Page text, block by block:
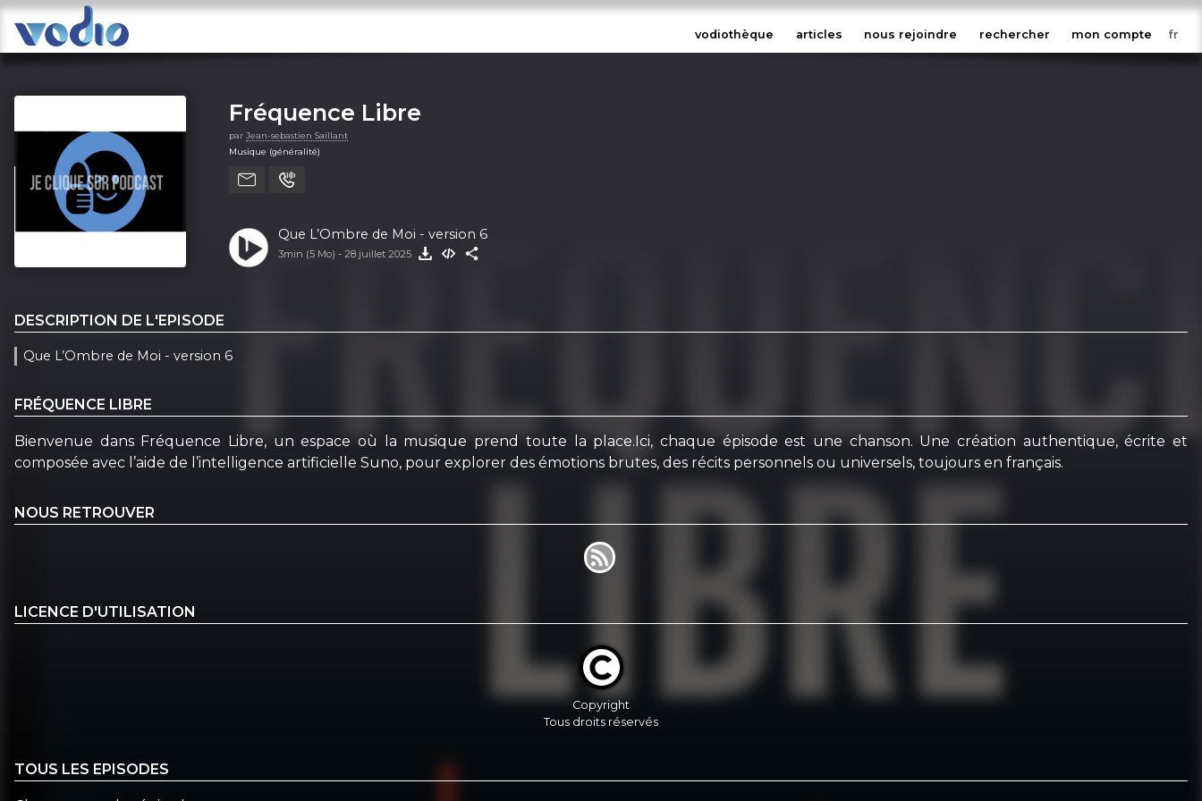
vodiothèque articles nous rejoindre rechercher mon compte
Fréquence Libre
par Jean-sebastien Saillant
Musique (généralité)
Que L’Ombre de Moi - version 6
3min (5 Mo) - 28 juillet 2025
DESCRIPTION DE L'EPISODE
Que L’Ombre de Moi - version 6
FRÉQUENCE LIBRE
Bienvenue dans Fréquence Libre, un espace où la musique prend toute la place.Ici, chaque épisode est une chanson. Une création authentique, écrite et
composée avec l’aide de l’intelligence artificielle Suno, pour explorer des émotions brutes, des récits personnels ou universels, toujours en français.
NOUS RETROUVER
LICENCE D'UTILISATION
Copyright
Tous droits réservés
TOUS LES EPISODES